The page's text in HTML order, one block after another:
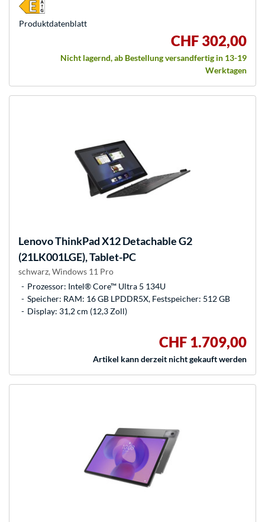
CHF 302,00
Nicht lagernd, ab Bestellung versandfertig in 13-19
Werktagen
Produkt­datenblatt
LenovoThinkPad X12 Detachable G2
(21LK001LGE), Tablet-PC
schwarz, Windows 11 Pro
Prozessor: Intel® Core™ Ultra 5 134U
Speicher: RAM: 16 GB LPDDR5X, Festspeicher: 512 GB
Display: 31,2 cm (12,3 Zoll)
CHF 1.709,00
Artikel kann derzeit nicht gekauft werden